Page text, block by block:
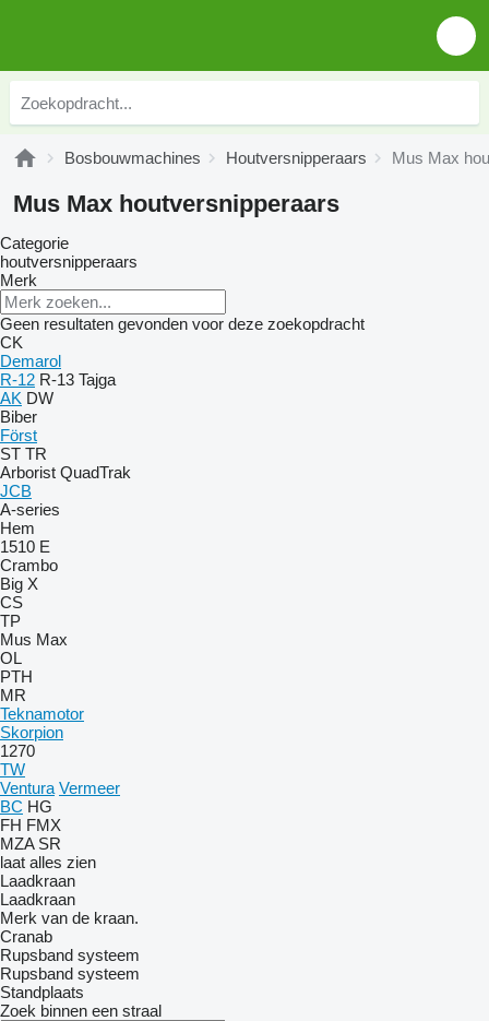
Bosbouwmachines Houtversnipperaars Mus Max
Mus Max houtversnipperaars
Categorie
houtversnipperaars
Merk
Geen resultaten gevonden voor deze zoekopdracht
CK
Demarol
R-12 R-13 Tajga
AK DW
Biber
Först
ST TR
Arborist QuadTrak
JCB
A-series
Hem
1510 E
Crambo
Big X
CS
TP
Mus Max
OL
PTH
MR
Teknamotor
Skorpion
1270
TW
Ventura Vermeer
BC HG
FH FMX
MZA SR
laat alles zien
Laadkraan
Laadkraan
Merk van de kraan.
Cranab
Rupsband systeem
Rupsband systeem
Standplaats
Zoek binnen een straal